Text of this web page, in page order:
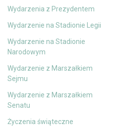
Wydarzenia z Prezydentem
Wydarzenie na Stadionie Legii
Wydarzenie na Stadionie
Narodowym
Wydarzenie z Marszałkiem
Sejmu
Wydarzenie z Marszałkiem
Senatu
Życzenia świąteczne